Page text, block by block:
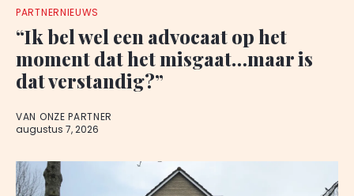
PARTNERNIEUWS
“Ik bel wel een advocaat op het
moment dat het misgaat…maar is
dat verstandig?”
VAN ONZE PARTNER
augustus 7, 2026